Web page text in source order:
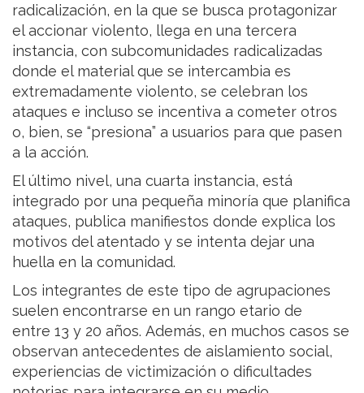
radicalización, en la que se busca protagonizar
el accionar violento, llega en una tercera
instancia, con subcomunidades radicalizadas
donde el material que se intercambia es
extremadamente violento, se celebran los
ataques e incluso se incentiva a cometer otros
o, bien, se “presiona” a usuarios para que pasen
a la acción.
El último nivel, una cuarta instancia, está
integrado por una pequeña minoría que planifica
ataques, publica manifiestos donde explica los
motivos del atentado y se intenta dejar una
huella en la comunidad.
Los integrantes de este tipo de agrupaciones
suelen encontrarse en un rango etario de
entre 13 y 20 años. Además, en muchos casos se
observan antecedentes de aislamiento social,
experiencias de victimización o dificultades